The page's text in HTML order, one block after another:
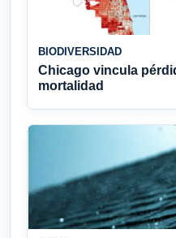
BIODIVERSIDAD
Chicago vincula
mortalidad